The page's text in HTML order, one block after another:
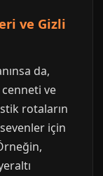
ve Gizli
da,
ve
rotaların
için